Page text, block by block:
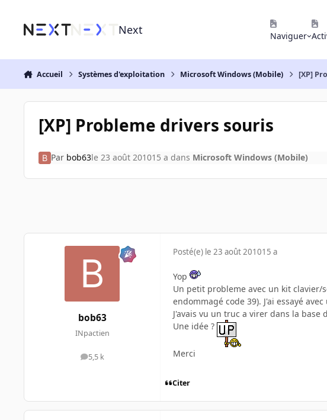
Next Naviguer
Accueil Systèmes d'exploitation Microsoft Windows (Mobile) [XP]
[XP] Probleme drivers souris
Par bob63le 23 août 201015 a dans Microsoft Windows (Mobile)
bob63
INpactien
5,5 k
messages
Posté(e) le 23 août 201015 a
Yop
Un petit probleme avec un kit clavier/
endommagé code 39). J'ai essayé
J'avais vu un truc a virer dans la
Une idée ?
Merci
Citer